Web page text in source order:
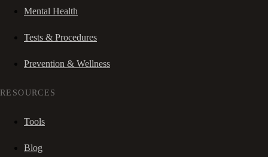
Mental Health
Tests & Procedures
Prevention & Wellness
RESOURCES
Tools
Blog